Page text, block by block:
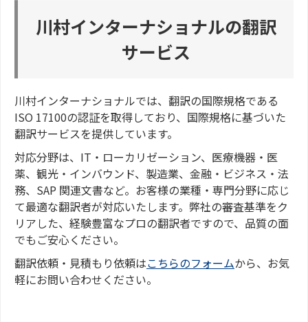
川村インターナショナルの翻訳
サービス
川村インターナショナルでは、翻訳の国際規格である
ISO 17100の認証を取得しており、国際規格に基づいた
翻訳サービスを提供しています。
対応分野は、IT・ローカリゼーション、医療機器・医
薬、観光・インバウンド、製造業、金融・ビジネス・法
務、SAP 関連文書など。お客様の業種・専門分野に応じ
て最適な翻訳者が対応いたします。弊社の審査基準をク
リアした、経験豊富なプロの翻訳者ですので、品質の面
でもご安心ください。
翻訳依頼・見積もり依頼はこちらのフォームから、お気
軽にお問い合わせください。